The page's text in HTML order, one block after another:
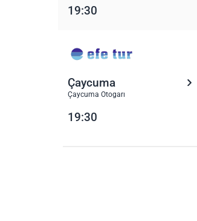
19:30
Çaycuma
Çaycuma Otogarı
19:30